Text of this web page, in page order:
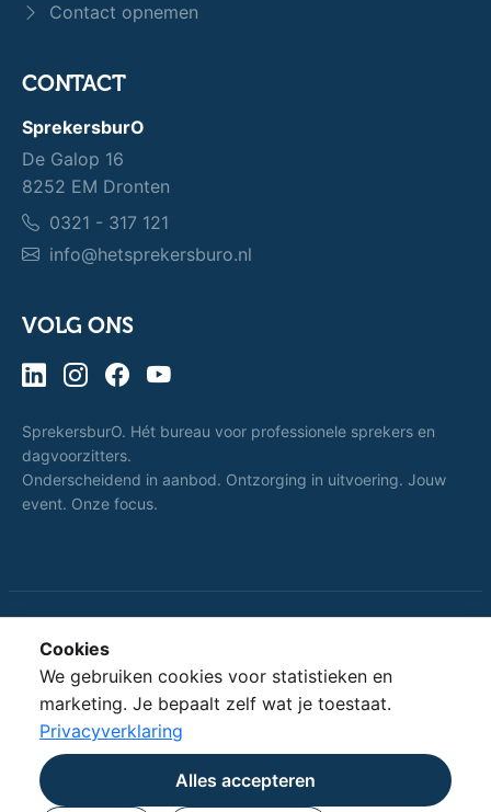
Contact opnemen
CONTACT
SprekersburO
De Galop 16
8252 EM Dronten
0321 - 317 121
info@hetsprekersburo.nl
VOLG ONS
SprekersburO. Hét bureau voor professionele sprekers en
dagvoorzitters.
Onderscheidend in aanbod. Ontzorging in uitvoering. Jouw
event. Onze focus.
SprekersburO.
© 2010 - 2026 SprekersburO · Powered by
Triple Blue Group
Cookies
We gebruiken cookies voor statistieken en
marketing. Je bepaalt zelf wat je toestaat.
Privacyverklaring
Alles accepteren